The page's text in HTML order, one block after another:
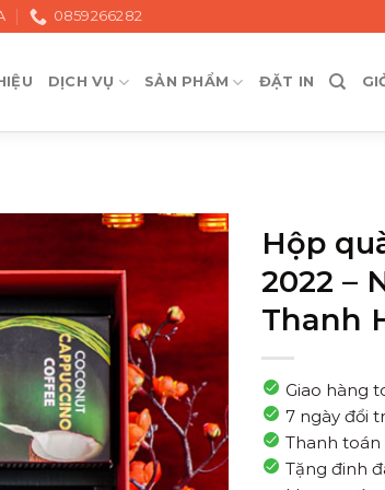
0859266282
DỊCH VỤ SẢN PHẨM ĐẶT IN
Hộp
2022 –
Thanh
Giao hàng
7 ngày đổi
Thanh
Tặng đinh